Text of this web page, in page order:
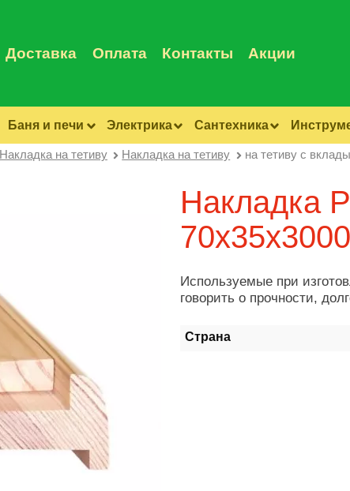
Доставка Оплата Контакты Акции
Баня и печи Электрика Сантехника
Накладка на тетиву Накладка на тетиву на тетиву с
Накладка
Страна
Используемые при
говорить о прочности,